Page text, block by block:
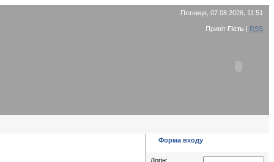
Пятниця, 07.08.2026, 11:51
Привіт Гість | RSS
Форма входу
Логін: